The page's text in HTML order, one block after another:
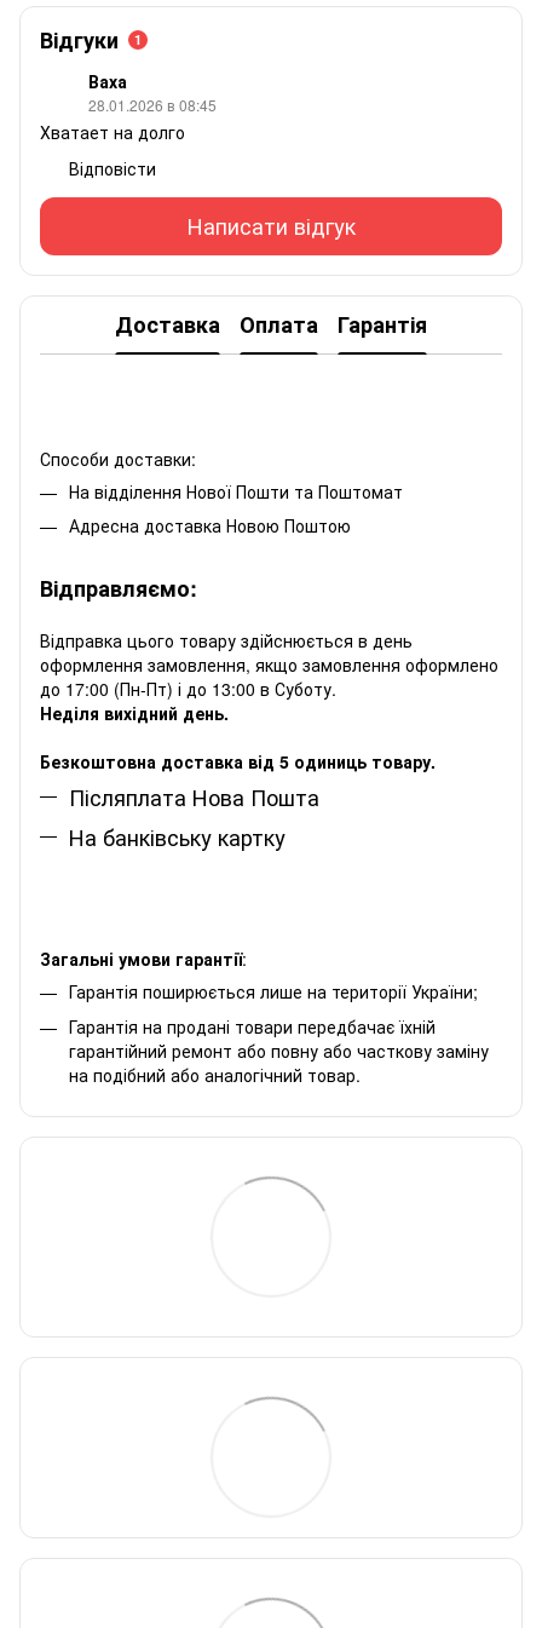
Відгуки 1
Ваха
28.01.2026 в 08:45
Хватает на долго
Відповісти
Написати відгук
Доставка Оплата Гарантія
Способи доставки:
На відділення Нової Пошти та Поштомат
Адресна доставка Новою Поштою
Відправляємо:
Відправка цього товару здійснюється в день
оформлення замовлення, якщо замовлення оформлено
до 17:00 (Пн-Пт) і до 13:00 в Суботу.
Неділя вихідний день.
Безкоштовна доставка від 5 одиниць товару.
Післяплата Нова Пошта
На банківську картку
Загальні умови гарантії:
Гарантія поширюється лише на території України;
Гарантія на продані товари передбачає їхній
гарантійний ремонт або повну або часткову заміну
на подібний або аналогічний товар.